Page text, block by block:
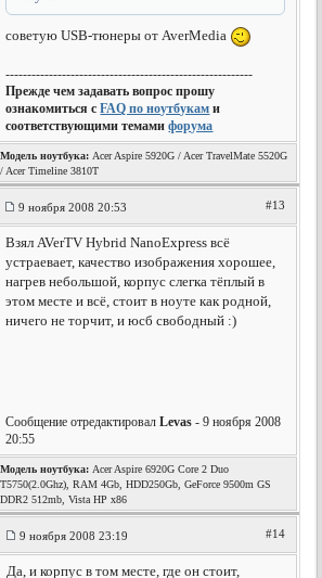
советую USB-тюнеры от AverMedia
---------------------------------------------------------
Прежде чем задавать вопрос прошу
ознакомиться сFAQ по ноутбукам и
соответствующими темамифорума
Модель ноутбука: Acer Aspire 5920G / Acer TravelMate 5520G
/ Acer Timeline 3810T
9 ноября 2008 20:53 #13
Взял AVerTV Hybrid NanoExpress всё
устраевает, качество изображения хорошее,
нагрев небольшой, корпус слегка тёплый в
этом месте и всё, стоит в ноуте как родной,
ничего не торчит, и юсб свободный :)
Сообщение отредактировалLevas - 9 ноября 2008
20:55
Модель ноутбука: Acer Aspire 6920G Core 2 Duo
T5750(2.0Ghz), RAM 4Gb, HDD250Gb, GeForce 9500m GS
DDR2 512mb, Vista HP x86
9 ноября 2008 23:19 #14
Да, и корпус в том месте, где он стоит,